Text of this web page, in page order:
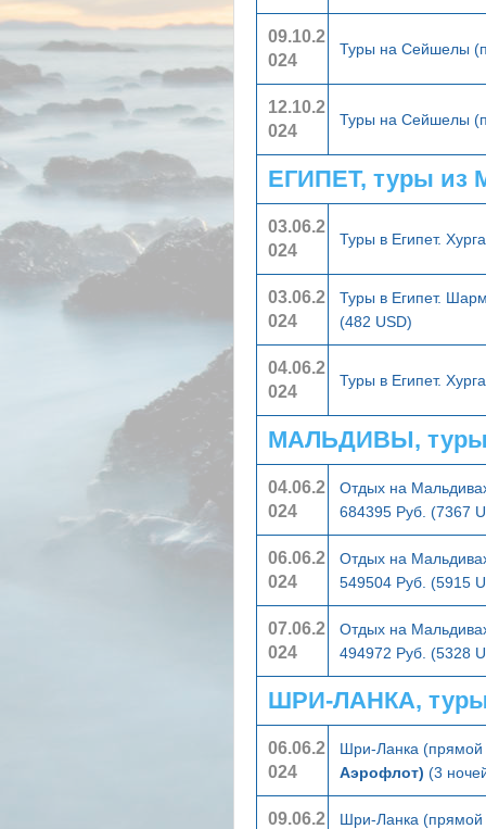
09.10.2
024
Туры на Сейшелы
12.10.2
024
Туры на Сейшелы
ЕГИПЕТ, туры из
03.06.2
024
Туры в Египет.
03.06.2
024
Туры в Египет.
(482 USD)
04.06.2
024
Туры в Египет.
МАЛЬДИВЫ, туры
04.06.2
024
Отдых на
684395 Руб. (7367
06.06.2
024
Отдых на
549504 Руб. (5915
07.06.2
024
Отдых на
494972 Руб. (5328
ШРИ-ЛАНКА,
06.06.2
024
Шри-Ланка (прямой
Аэрофлот) (3
09.06.2
Шри-Ланка (прямой